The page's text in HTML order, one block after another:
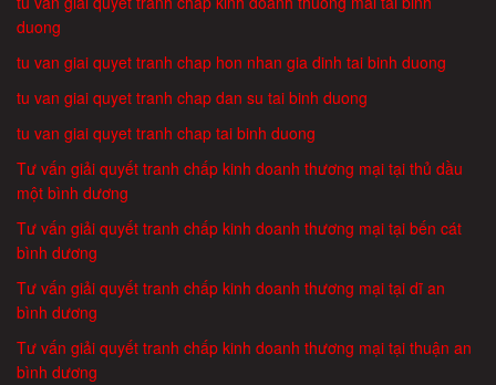
duong
tu van giai quyet tranh chap hon nhan gia dinh tai binh duong
tu van giai quyet tranh chap dan su tai binh duong
tu van giai quyet tranh chap tai binh duong
Tư vấn giải quyết tranh chấp kinh doanh thương mại tại thủ dầu
một bình dương
Tư vấn giải quyết tranh chấp kinh doanh thương mại tại bến cát
bình dương
Tư vấn giải quyết tranh chấp kinh doanh thương mại tại dĩ an
bình dương
Tư vấn giải quyết tranh chấp kinh doanh thương mại tại thuận an
bình dương